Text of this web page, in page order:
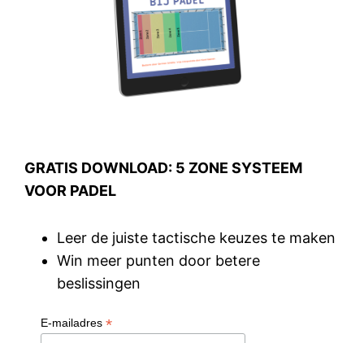
GRATIS DOWNLOAD: 5 ZONE SYSTEEM
VOOR PADEL
Leer de juiste tactische keuzes te maken
Win meer punten door betere
beslissingen
E-mailadres*